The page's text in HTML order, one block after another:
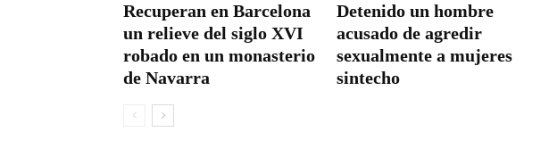
Recuperan en Barcelona
un relieve del siglo XVI
robado en un monasterio
de Navarra
Detenido un hombre
acusado de agredir
sexualmente a mujeres
sintecho